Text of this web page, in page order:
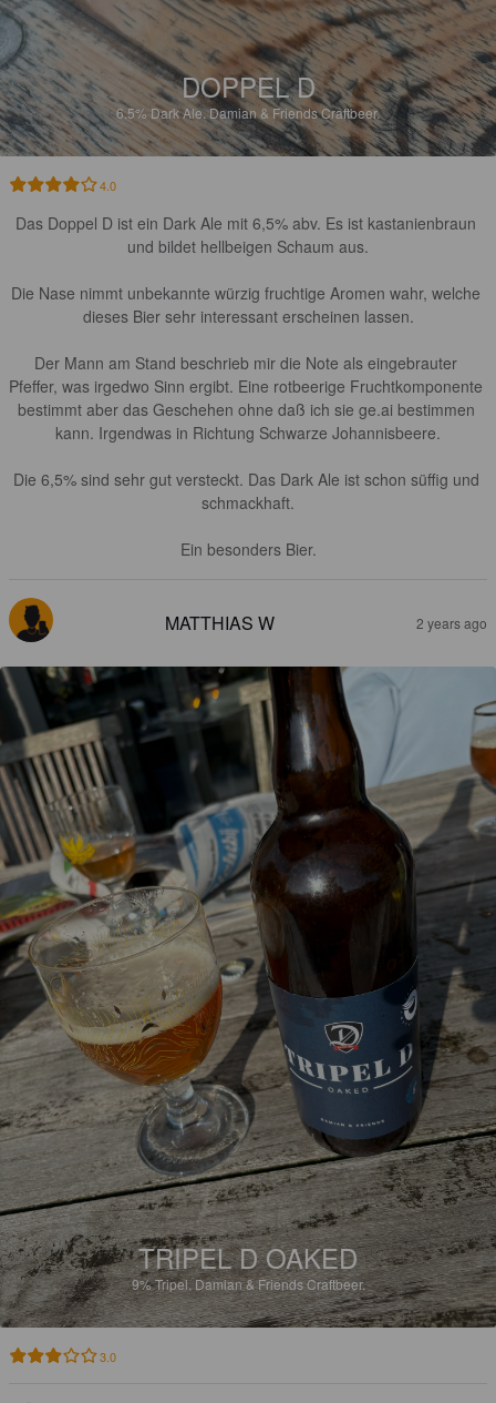
DOPPEL D
6.5% Dark Ale.Damian & Friends Craftbeer.
4.0
Das Doppel D ist ein Dark Ale mit 6,5% abv. Es ist kastanienbraun
und bildet hellbeigen Schaum aus.
Die Nase nimmt unbekannte würzig fruchtige Aromen wahr, welche
dieses Bier sehr interessant erscheinen lassen.
Der Mann am Stand beschrieb mir die Note als eingebrauter
Pfeffer, was irgedwo Sinn ergibt. Eine rotbeerige Fruchtkomponente
bestimmt aber das Geschehen ohne daß ich sie ge.ai bestimmen
kann. Irgendwas in Richtung Schwarze Johannisbeere.
Die 6,5% sind sehr gut versteckt. Das Dark Ale ist schon süffig und
schmackhaft.
Ein besonders Bier.
MATTHIAS W 2 years ago
TRIPEL D OAKED
9%Tripel.Damian & Friends Craftbeer.
3.0